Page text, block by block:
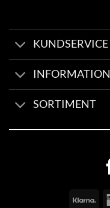
KUNDSERVICE
INFORMATION
SORTIMENT